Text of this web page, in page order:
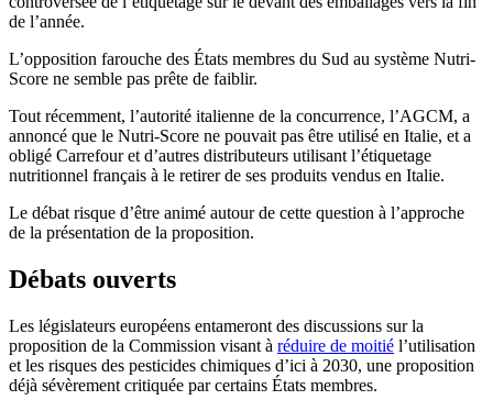
de l’année.
L’opposition farouche des États membres du Sud au système Nutri-
Score ne semble pas prête de faiblir.
Tout récemment, l’autorité italienne de la concurrence, l’AGCM, a
annoncé que le Nutri-Score ne pouvait pas être utilisé en Italie, et a
obligé Carrefour et d’autres distributeurs utilisant l’étiquetage
nutritionnel français à le retirer de ses produits vendus en Italie.
Le débat risque d’être animé autour de cette question à l’approche
de la présentation de la proposition.
Débats ouverts
Les législateurs européens entameront des discussions sur la
proposition de la Commission visant à réduire de moitié l’utilisation
et les risques des pesticides chimiques d’ici à 2030, une proposition
déjà sévèrement critiquée par certains États membres.